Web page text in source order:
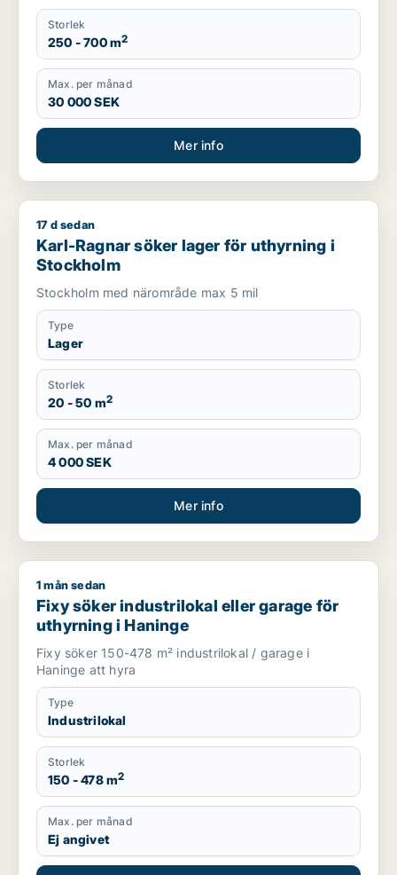
Storlek
250 - 700 m2
Max. per månad
30 000 SEK
Mer info
Karl-Ragnar söker lager för uthyrning i Stockholm
17 d sedan
Karl-Ragnar söker lager för uthyrning i
Stockholm
Stockholm med närområde max 5 mil
Type
Lager
Storlek
20 - 50 m2
Max. per månad
4 000 SEK
Mer info
Fixy söker industrilokal eller garage för uthyrning i Haninge
1 mån sedan
Fixy söker industrilokal eller garage för
uthyrning i Haninge
Fixy söker 150-478 m² industrilokal / garage i
Haninge att hyra
Type
Industrilokal
Storlek
150 - 478 m2
Max. per månad
Ej angivet